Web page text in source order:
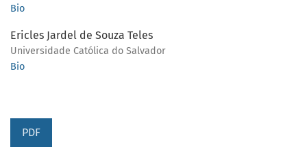
Bio
Ericles Jardel de Souza Teles
Universidade Católica do Salvador
Bio
PDF